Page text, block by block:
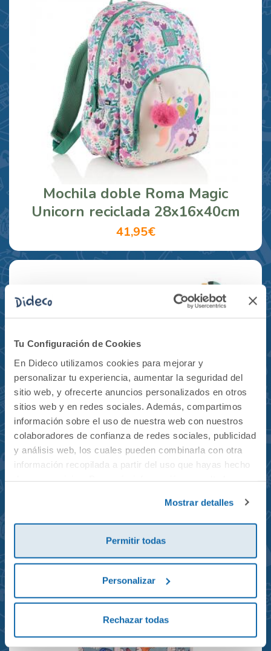
Tu Configuración de Cookies
En Dideco utilizamos cookies para mejorar y
personalizar tu experiencia, aumentar la seguridad del
sitio web, y ofrecerte anuncios personalizados en otros
sitios web y en redes sociales. Además, compartimos
información sobre el uso de nuestra web con nuestros
colaboradores de confianza de redes sociales, publicidad
y análisis web, los cuales pueden combinarla con otra
información recopilada a partir del uso que hayas hecho
Mostrar detalles
Permitir todas
Personalizar
Rechazar todas
Mochila doble Roma Magic
Unicorn reciclada 28x16x40cm
41,95€
reciclada 21x10x28cm
23,95€